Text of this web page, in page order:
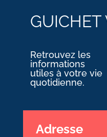
GUICHET
Retrouvez les
informations
utiles à votre vie
quotidienne.
Adresse